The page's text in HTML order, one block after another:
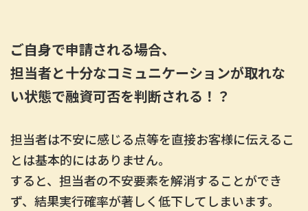
ご自身で申請される場合、
担当者と十分なコミュニケーションが取れな
い状態で融資可否を判断される！？
担当者は不安に感じる点等を直接お客様に伝えるこ
とは基本的にはありません。
すると、担当者の不安要素を解消することができ
ず、結果実行確率が著しく低下してしまいます。